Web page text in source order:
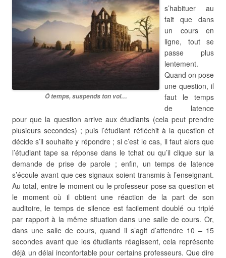
Ô temps, suspends ton vol…
s’habituer au
fait que dans
un cours en
ligne, tout se
passe plus
lentement.
Quand on pose
une question, il
faut le temps
de latence
pour que la question arrive aux étudiants (cela peut prendre
plusieurs secondes) ; puis l’étudiant réfléchit à la question et
décide s’il souhaite y répondre ; si c’est le cas, il faut alors que
l’étudiant tape sa réponse dans le tchat ou qu’il clique sur la
demande de prise de parole ; enfin, un temps de latence
s’écoule avant que ces signaux soient transmis à l’enseignant.
Au total, entre le moment ou le professeur pose sa question et
le moment où il obtient une réaction de la part de son
auditoire, le temps de silence est facilement doublé ou triplé
par rapport à la même situation dans une salle de cours. Or,
dans une salle de cours, quand il s’agit d’attendre 10 – 15
secondes avant que les étudiants réagissent, cela représente
déjà un délai inconfortable pour certains professeurs. Que dire